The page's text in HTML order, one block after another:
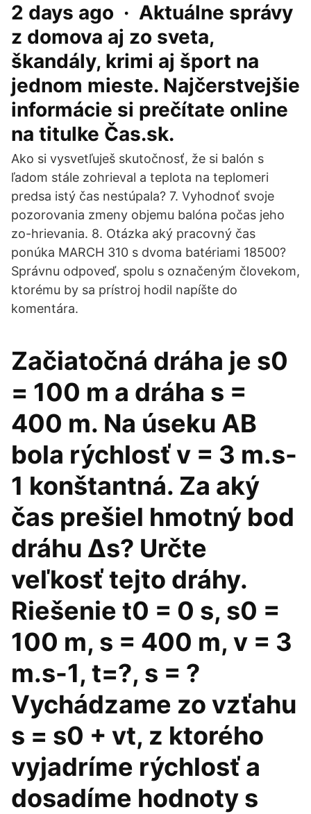
2 days ago · Aktuálne správy
z domova aj zo sveta,
škandály, krimi aj šport na
jednom mieste. Najčerstvejšie
informácie si prečítate online
na titulke Čas.sk.
Ako si vysvetľuješ skutočnosť, že si balón s
ľadom stále zohrieval a teplota na teplomeri
predsa istý čas nestúpala? 7. Vyhodnoť svoje
pozorovania zmeny objemu balóna počas jeho
zo-hrievania. 8. Otázka aký pracovný čas
ponúka MARCH 310 s dvoma batériami 18500?
Správnu odpoveď, spolu s označeným človekom,
ktorému by sa prístroj hodil napíšte do
komentára.
Začiatočná dráha je s0
= 100 m a dráha s =
400 m. Na úseku AB
bola rýchlosť v = 3 m.s-
1 konštantná. Za aký
čas prešiel hmotný bod
dráhu ∆s? Určte
veľkosť tejto dráhy.
Riešenie t0 = 0 s, s0 =
100 m, s = 400 m, v = 3
m.s-1, t=?, s = ?
Vychádzame zo vzťahu
s = s0 + vt, z ktorého
vyjadríme rýchlosť a
dosadíme hodnoty s